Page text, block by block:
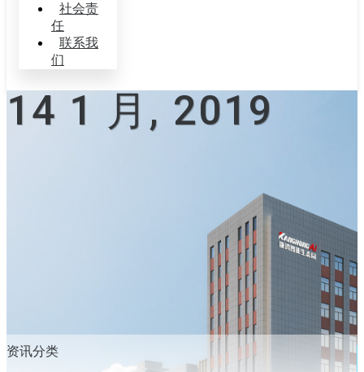
社会责
任
联系我
们
14 1 月, 2019
资讯分类